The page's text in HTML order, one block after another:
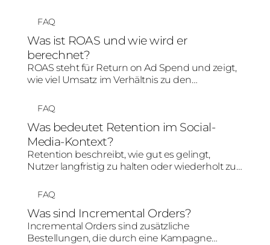
Conversions, UTM-Tracking, Lift-Studien,
inkrementelle Käufe oder andere Attribution-
Modelle bewertet werden.
FAQ
Was ist ROAS und wie wird er
berechnet?
ROAS steht für Return on Ad Spend und zeigt,
wie viel Umsatz im Verhältnis zu den
Umsatz durch Werbekosten; ein ROAS von 4
bedeutet beispielsweise vier Euro Umsatz pro
eingesetztem Werbe-Euro.
FAQ
Was bedeutet Retention im Social-
Media-Kontext?
Retention beschreibt, wie gut es gelingt,
Nutzer langfristig zu halten oder wiederholt zu
durch Serienformate, wiedererkennbare
Content-Pillars, Community-Bindung und
relevante wiederkehrende Inhalte entstehen.
FAQ
Was sind Incremental Orders?
Incremental Orders sind zusätzliche
Bestellungen, die durch eine Kampagne